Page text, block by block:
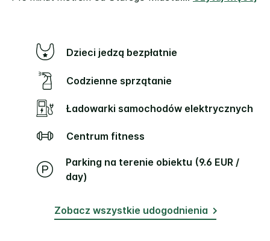
Dzieci jedzą bezpłatnie
Codzienne sprzątanie
Ładowarki samochodów elektrycznych
Centrum fitness
Parking na terenie obiektu (9.6 EUR /
day)
Zobacz wszystkie udogodnienia